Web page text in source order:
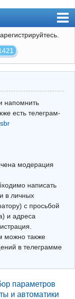
напомнить
есть телеграм-
модерация
написать
в личных
с просьбой
и адреса
можно также
в телеграмме
параметров
и автоматики